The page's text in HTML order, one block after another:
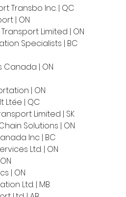
Transbo Inc. | QC
| ON
Limited | ON
Specialists | BC
Canada | ON
| ON
Ltée | QC
Limited | SK
Solutions | ON
Inc | BC
Ltd. | ON
| ON
Ltd. | MB